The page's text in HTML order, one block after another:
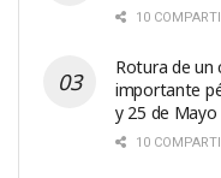
10
Rotura de un
importante
y 25 de Mayo
10